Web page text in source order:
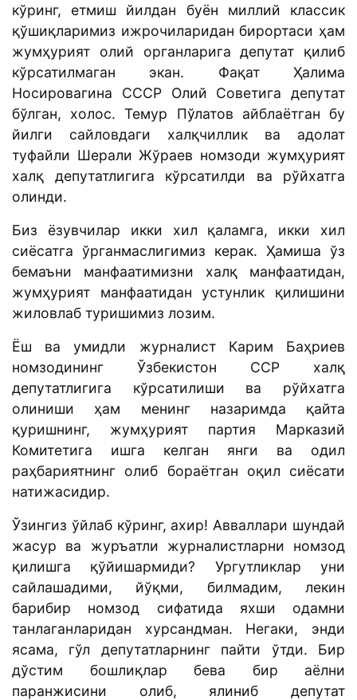
кўринг, етмиш йилдан буён миллий классик
қўшиқларимиз ижрочиларидан бирортаси ҳам
жумҳурият олий органларига депутат қилиб
кўрсатилмаган экан. Фақат Ҳалима
Носировагина СССР Олий Советига депутат
бўлган, холос. Темур Пўлатов айблаётган бу
йилги сайловдаги халқчиллик ва адолат
туфайли Шерали Жўраев номзоди жумҳурият
халқ депутатлигига кўрсатилди ва рўйхатга
олинди.
Биз ёзувчилар икки хил қаламга, икки хил
сиёсатга ўрганмаслигимиз керак. Ҳамиша ўз
бемаъни манфаатимизни халқ манфаатидан,
жумҳурият манфаатидан устунлик қилишини
жиловлаб туришимиз лозим.
Ёш ва умидли журналист Карим Баҳриев
номзодининг Ўзбекистон ССР халқ
депутатлигига кўрсатилиши ва рўйхатга
олиниши ҳам менинг назаримда қайта
қуришнинг, жумҳурият партия Марказий
Комитетига ишга келган янги ва одил
раҳбариятнинг олиб бораётган оқил сиёсати
натижасидир.
Ўзингиз ўйлаб кўринг, ахир! Авваллари шундай
жасур ва журъатли журналистларни номзод
қилишга қўйишармиди? Ургутликлар уни
сайлашадими, йўқми, билмадим, лекин
барибир номзод сифатида яхши одамни
танлаганларидан хурсандман. Негаки, энди
ясама, гўл депутатларнинг пайти ўтди. Бир
дўстим бошлиқлар бева бир аёлни
паранжисини олиб, ялиниб депутат